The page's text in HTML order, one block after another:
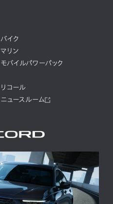
バイク
マリン
モバイルパワーパック
リコール
ニュースルーム